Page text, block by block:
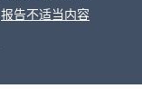
报告不适当内容